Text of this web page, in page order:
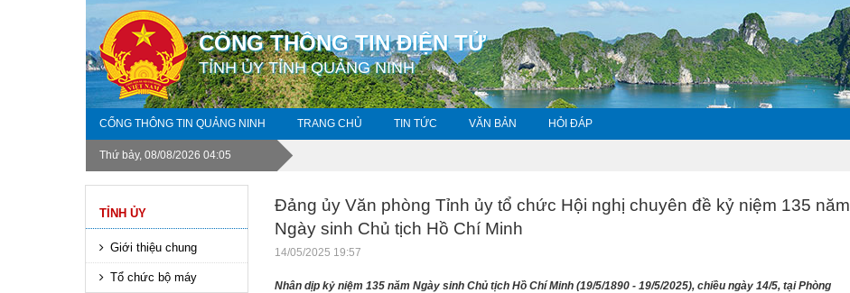
CỔNG THÔNG TIN ĐIỆN TỬ
TỈNH ỦY TỈNH QUẢNG NINH
CỔNG THÔNG TIN QUẢNG NINH TRANG CHỦ TIN TỨC VĂN BẢN HỎI ĐÁP
Thứ bảy, 08/08/2026 04:05
TỈNH ỦY
Giới thiệu chung
Tổ chức bộ máy
Đảng ủy Văn phòng Tỉnh ủy tổ chức Hội nghị chuyên đề kỷ niệm 135 năm
Ngày sinh Chủ tịch Hồ Chí Minh
14/05/2025 19:57
Nhân dịp kỷ niệm 135 năm Ngày sinh Chủ tịch Hồ Chí Minh (19/5/1890 - 19/5/2025), chiều ngày 14/5, tại Phòng